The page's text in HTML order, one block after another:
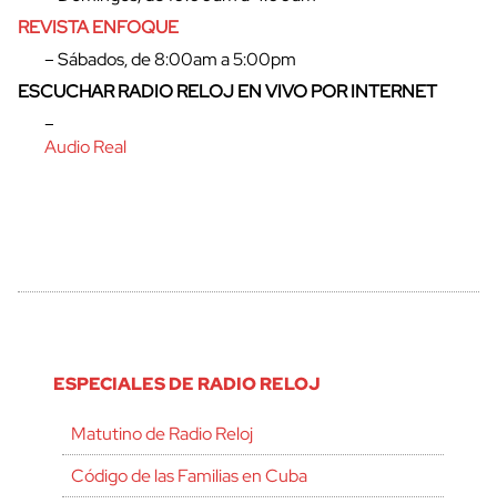
REVISTA ENFOQUE
– Sábados, de 8:00am a 5:00pm
ESCUCHAR RADIO RELOJ EN VIVO POR INTERNET
–
Audio Real
ESPECIALES DE RADIO RELOJ
Matutino de Radio Reloj
Código de las Familias en Cuba